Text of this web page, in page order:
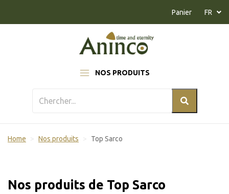
NOS PRODUITS
Panier FR
Home Nos produits Top Sarco
Nos produits de Top Sarco